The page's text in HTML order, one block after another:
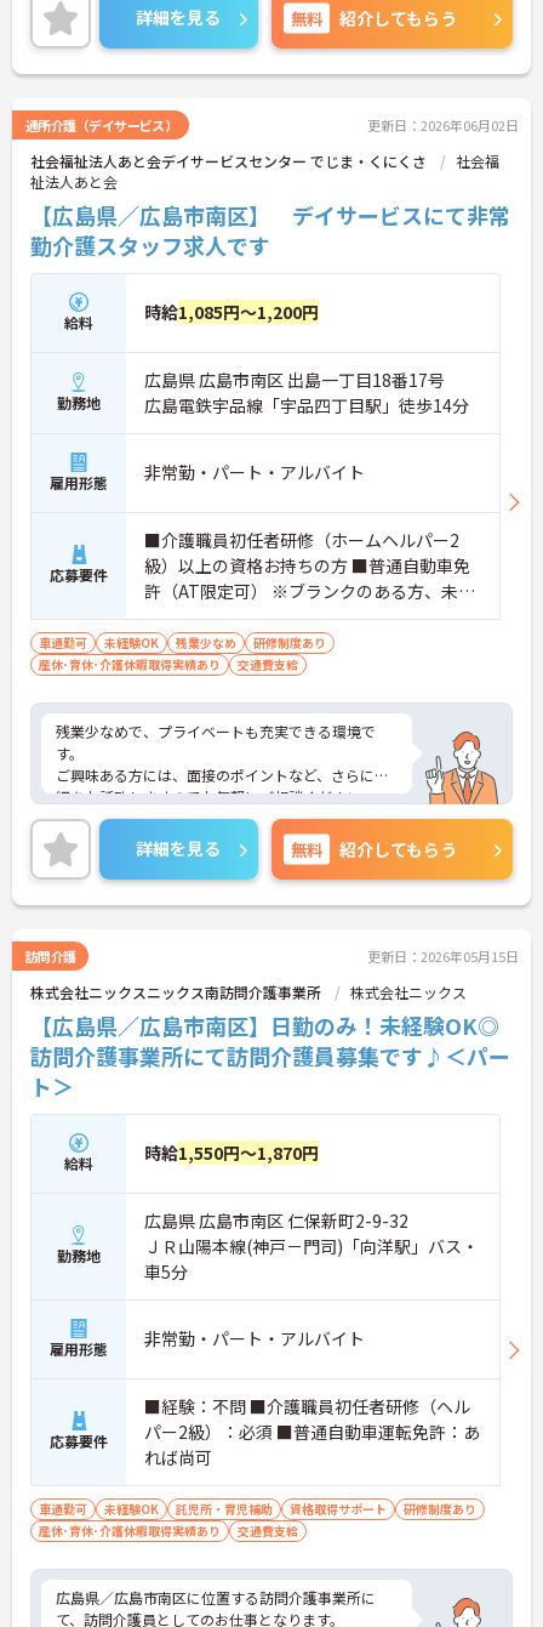
詳細を見る 無料 紹介してもらう
通所介護（デイサービス） 更新日：2026年06月02日
社会福祉法人あと会デイサービスセンター でじま・くにくさ
社会福
祉法人あと会
【広島県／広島市南区】 デイサービスにて非常
勤介護スタッフ求人です
給料 時給1,085円～1,200円
勤務地
広島県 広島市南区 出島一丁目18番17号
広島電鉄宇品線「宇品四丁目駅」徒歩14分
雇用形態 非常勤・パート・アルバイト
応募要件
■介護職員初任者研修（ホームヘルパー2
級）以上の資格お持ちの方 ■普通自動車免
許（AT限定可） ※ブランクのある方、未経
験者応相談
車通勤可 未経験OK 残業少なめ
研修制度あり
産休･育休･介護休暇取得実績あり
交通費支給
残業少なめで、プライベートも充実できる環境で
す。
ご興味ある方には、面接のポイントなど、さらに詳
細をお話致しますのでお気軽にご相談ください。
詳細を見る 無料 紹介してもらう
訪問介護 更新日：2026年05月15日
株式会社ニックスニックス南訪問介護事業所 株式会社ニックス
【広島県／広島市南区】日勤のみ！未経験OK◎
訪問介護事業所にて訪問介護員募集です♪＜パー
ト＞
給料 時給1,550円～1,870円
勤務地
広島県 広島市南区 仁保新町2-9-32
ＪＲ山陽本線(神戸－門司)「向洋駅」バス・
車5分
雇用形態 非常勤・パート・アルバイト
応募要件
■経験：不問 ■介護職員初任者研修（ヘル
パー2級）：必須 ■普通自動車運転免許：あ
れば尚可
車通勤可 未経験OK 託児所・育児補助 資格取得サポート
研修制度あり
産休･育休･介護休暇取得実績あり
交通費支給
広島県／広島市南区に位置する訪問介護事業所に
て、訪問介護員としてのお仕事となります。